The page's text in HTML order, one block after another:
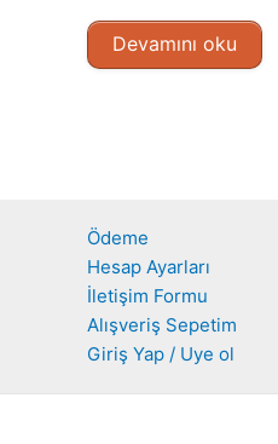
Devamını oku
Ödeme
Hesap Ayarları
İletişim Formu
Alışveriş Sepetim
Giriş Yap / Uye ol